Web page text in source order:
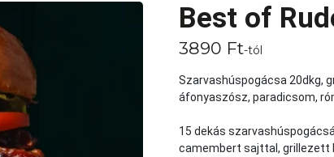
Best of
3890 Ft-tól
Szarvashúspogácsa 20dkg,
áfonyaszósz, paradicsom,
15 dekás
camembert sajttal, grillezett